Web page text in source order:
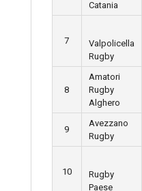
Catania
7
Valpolicella
Rugby
8
Amatori
Rugby
Alghero
9
Avezzano
Rugby
10
Rugby
Paese